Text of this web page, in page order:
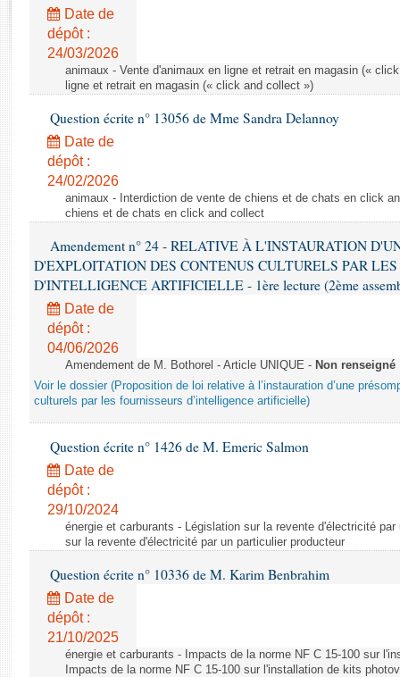
Rapports législatifs
Rapports sur l'application des lois
Baromètre de l’application des lois
Dossiers législatifs
Budget et sécurité sociale
Questions écrites et orales
Comptes rendus des débats
Date de
dépôt :
24/03/2026
animaux - Vente d'animaux en ligne et retrait en magasin («
ligne et retrait en magasin (« click and collect »)
Question écrite n° 13056 de Mme Sandra Delannoy
Date de
dépôt :
24/02/2026
animaux - Interdiction de vente de chiens et de chats en click
chiens et de chats en click and collect
Amendement n° 24 - RELATIVE À L'INSTAURATION
D'EXPLOITATION DES CONTENUS CULTURELS PAR LES
D'INTELLIGENCE ARTIFICIELLE - 1ère lecture (2ème
Date de
dépôt :
04/06/2026
Amendement de M. Bothorel - Article UNIQUE - Non renseigné
Voir le dossier (Proposition de loi relative à l’instauration d’une
culturels par les fournisseurs d’intelligence artificielle)
Question écrite n° 1426 de M. Emeric Salmon
Date de
dépôt :
29/10/2024
énergie et carburants - Législation sur la revente d'électricité
sur la revente d'électricité par un particulier producteur
Question écrite n° 10336 de M. Karim Benbrahim
Date de
dépôt :
21/10/2025
énergie et carburants - Impacts de la norme NF C 15-100 sur
Impacts de la norme NF C 15-100 sur l'installation de kits